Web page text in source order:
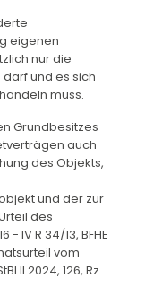
eigenen
nur die
und es sich
muss.
Grundbesitzes
auch
des Objekts,
und der zur
des
IV R 34/13, BFHE
vom
II 2024, 126, Rz